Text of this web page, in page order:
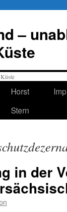
–
Horst
Stern
in der